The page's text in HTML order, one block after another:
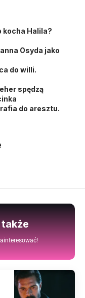
kocha Halila?
Osyda jako
do willi.
spędzą
do aresztu.